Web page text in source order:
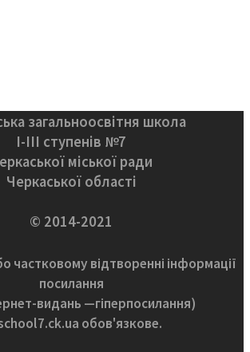
загальноосвітня школа
І-ІІІ ступенів №7
міської ради
Черкаської області
© 2014-2021
частковому відтворенні інформації
посилання
видань —гіперпосилання)
обов'язкове.